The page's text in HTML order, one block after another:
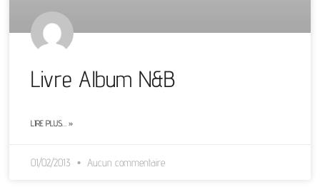
Livre Album N&B
LIRE PLUS… »
01/02/2013 Aucun commentaire